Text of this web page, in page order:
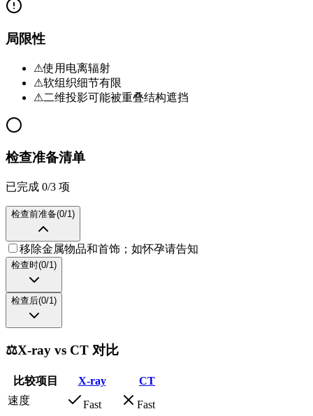
局限性
⚠使用电离辐射
⚠软组织细节有限
⚠二维投影可能被重叠结构遮挡
检查准备清单
已完成 0/3 项
检查前准备(0/1 )
移除金属物品和首饰；如怀孕请告知
检查时(0/1 )
检查后(0/1 )
⚖️X-ray vs CT 对比
比较项目 X-ray
CT
速度
Fast
Fast